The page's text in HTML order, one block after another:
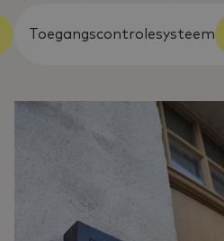
Toegangscontrolesysteem